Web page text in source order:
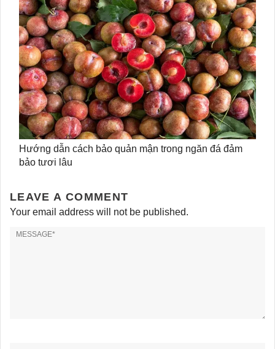
Hướng dẫn cách bảo quản mận trong ngăn đá đảm
bảo tươi lâu
LEAVE A COMMENT
Your email address will not be published.